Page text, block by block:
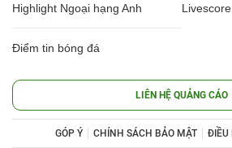
Highlight Ngoại hạng Anh Livescore
Điểm tin bóng đá
LIÊN HỆ QUẢNG CÁO
GÓP Ý CHÍNH SÁCH BẢO MẬT ĐIỀU